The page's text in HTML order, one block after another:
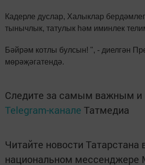
Кадерле дуслар, Халыклар
тынычлык, татулык һәм иминлек
Бәйрәм котлы булсын! ", - диелгән
мөрәҗәгатендә.
Следите за самым важным и
Telegram-канале Татмедиа
Читайте новости Татарстана
национальном мессенджере